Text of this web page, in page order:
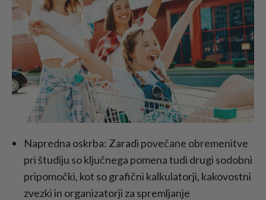
Napredna oskrba: Zaradi povečane obremenitve
pri študiju so ključnega pomena tudi drugi sodobni
pripomočki, kot so grafični kalkulatorji, kakovostni
zvezki in organizatorji za spremljanje